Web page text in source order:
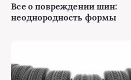
Все о повреждении шин:
неоднородность формы